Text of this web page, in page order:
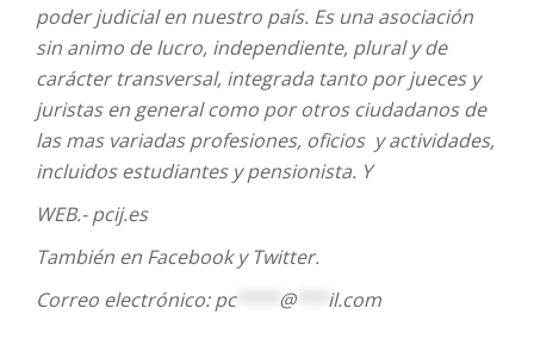
poder judicial en nuestro país. Es una asociación
sin animo de lucro, independiente, plural y de
carácter transversal, integrada tanto por jueces y
juristas en general como por otros ciudadanos de
las mas variadas profesiones, oficios y actividades,
incluidos estudiantes y pensionista. Y
WEB.- pcij.es
También en Facebook y Twitter.
Correo electrónico:pc**** @*** il.com